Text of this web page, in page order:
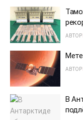
АВТОР
АВТОР
В